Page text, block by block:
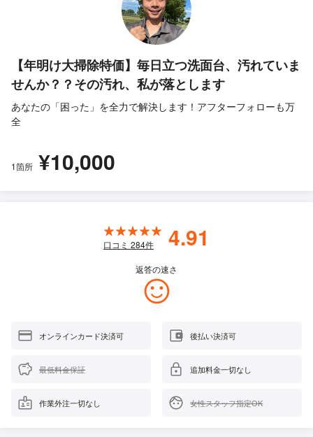
【年明け大掃除特価】毎日立つ洗面台、汚れていま
せんか？？その汚れ、私が落とします
あなたの「困った」を全力で解決します！アフターフォローも万
全
1箇所 ¥10,000
口コミ 284件 4.91
返答の速さ
オンラインカード決済可 後払い決済可
最低料金保証 追加料金一切なし
作業外注一切なし 女性スタッフ指定OK